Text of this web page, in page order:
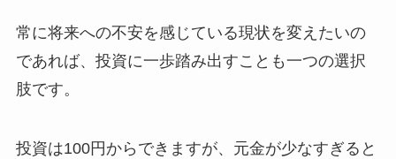
常に将来への不安を感じている現状を変えたいの
であれば、投資に一歩踏み出すことも一つの選択
肢です。
投資は100円からできますが、元金が少なすぎると